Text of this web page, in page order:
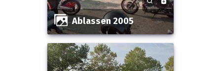
Ablassen 2005